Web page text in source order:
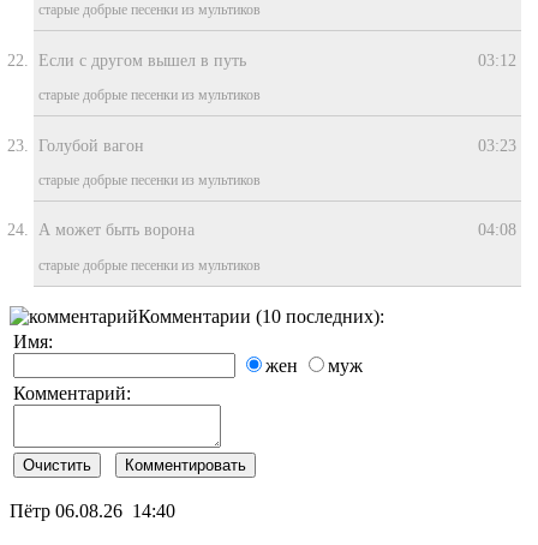
старые добрые песенки из мультиков
Если с другом вышел в путь 03:12
старые добрые песенки из мультиков
Голубой вагон 03:23
старые добрые песенки из мультиков
А может быть ворона 04:08
старые добрые песенки из мультиков
Комментарии (10 последних):
Имя:
жен
муж
Комментарий:
Пётр 06.08.26 14:40